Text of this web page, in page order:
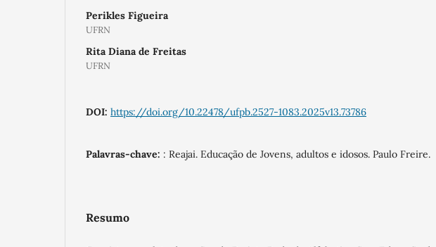
Perikles Figueira
UFRN
Rita Diana de Freitas
UFRN
DOI: https://doi.org/10.22478/ufpb.2527-1083.2025v13.73786
Palavras-chave: : Reajai. Educação de Jovens, adultos e idosos. Paulo Freire.
Resumo